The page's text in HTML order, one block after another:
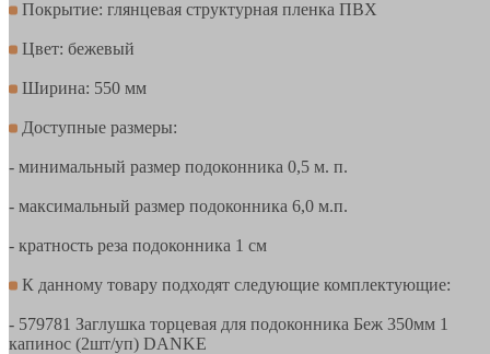
Покрытие: глянцевая структурная пленка ПВХ
Цвет: бежевый
Ширина: 550 мм
Доступные размеры:
- минимальный размер подоконника 0,5 м. п.
- максимальный размер подоконника 6,0 м.п.
- кратность реза подоконника 1 см
К данному товару подходят следующие комплектующие:
- 579781 Заглушка торцевая для подоконника Беж 350мм 1
капинос (2шт/уп) DANKE